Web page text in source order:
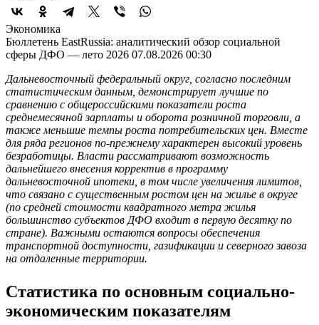
Экономика
Бюллетень EastRussia: аналитический обзор социальной
сферы ДФО — лето 2026 07.08.2026 00:30
Дальневосточный федеральный округ, согласно последним
статистическим данным, демонстрирует лучшие по
сравнению с общероссийскими показатели роста
среднемесячной зарплаты и оборота розничной торговли, а
также меньшие темпы роста потребительских цен. Вместе
для ряда регионов по-прежнему характерен высокий уровень
безработицы. Власти рассматривают возможность
дальнейшего внесения корректив в программу
дальневосточной ипотеки, в том числе увеличения лимитов,
что связано с существенным ростом цен на жилье в округе
(по средней стоимости квадратного метра жилья
большинство субъектов ДФО входит в первую десятку по
стране). Важными остаются вопросы обеспечения
транспортной доступности, газификации и северного завоза
на отдаленные территории.
Статистика по основным социально-
экономическим показателям